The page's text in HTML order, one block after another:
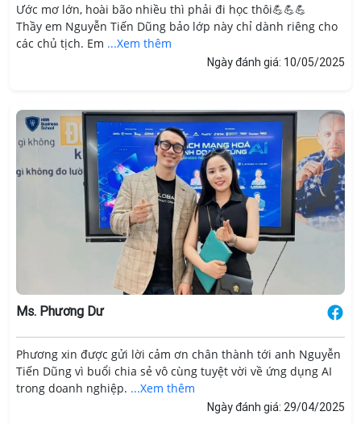
Ước mơ lớn, hoài bão nhiều thì phải đi học thôi💪💪💪
Thầy em Nguyễn Tiến Dũng bảo lớp này chỉ dành riêng cho
các chủ tịch. Em ...Xem thêm
Ngày đánh giá: 10/05/2025
Ms. Phương Dư
Phương xin được gửi lời cảm ơn chân thành tới anh Nguyễn
Tiến Dũng vì buổi chia sẻ vô cùng tuyệt vời về ứng dụng AI
trong doanh nghiệp. ...Xem thêm
Ngày đánh giá: 29/04/2025